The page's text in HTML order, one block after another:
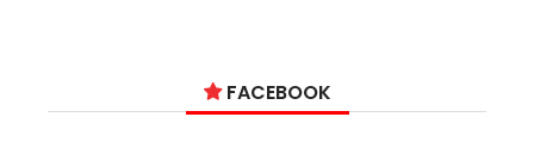
FACEBOOK